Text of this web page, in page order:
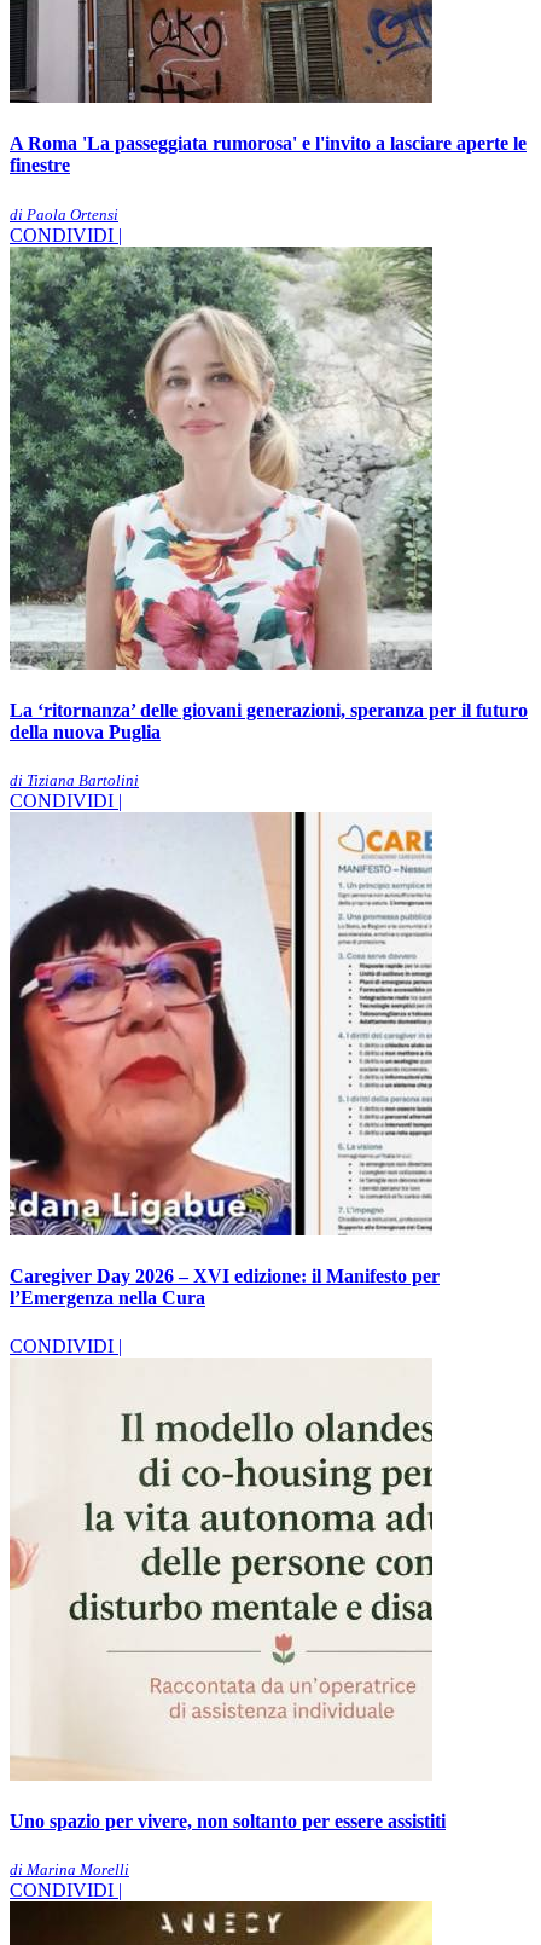
A Roma 'La passeggiata rumorosa' e l'invito a lasciare aperte le
finestre
di Paola Ortensi
CONDIVIDI |
La ‘ritornanza’ delle giovani generazioni, speranza per il futuro
della nuova Puglia
di Tiziana Bartolini
CONDIVIDI |
Caregiver Day 2026 – XVI edizione: il Manifesto per
l’Emergenza nella Cura
CONDIVIDI |
Uno spazio per vivere, non soltanto per essere assistiti
di Marina Morelli
CONDIVIDI |